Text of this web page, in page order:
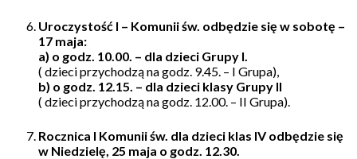
Uroczystość I – Komunii św. odbędzie się w sobotę –
17 maja:
a) o godz. 10.00. – dla dzieci Grupy I.
( dzieci przychodzą na godz. 9.45. – I Grupa),
b) o godz. 12.15. – dla dzieci klasy Grupy II
( dzieci przychodzą na godz. 12.00. – II Grupa).
Rocznica I Komunii św. dla dzieci klas IV odbędzie się
w Niedzielę, 25 maja o godz. 12.30.